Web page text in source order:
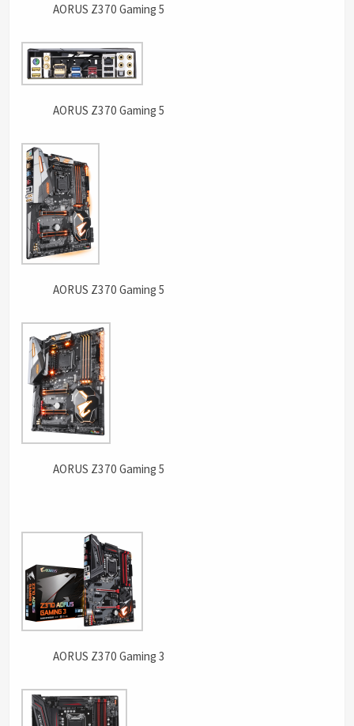
AORUS Z370 Gaming 5
AORUS Z370 Gaming 5
AORUS Z370 Gaming 5
AORUS Z370 Gaming 5
AORUS Z370 Gaming 3